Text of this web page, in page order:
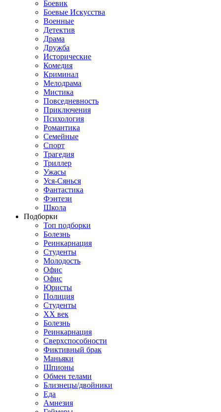
Боевик
Боевые Искусства
Военные
Детектив
Драма
Дружба
Исторические
Комедия
Криминал
Мелодрама
Мистика
Повседневность
Приключения
Психология
Романтика
Семейные
Спорт
Трагедия
Триллер
Ужасы
Уся-Сянься
Фантастика
Фэнтези
Школа
Подборки
Топ подборки
Болезнь
Реинкарнация
Студенты
Молодость
Офис
Офис
Юристы
Полиция
Студенты
ХХ век
Болезнь
Реинкарнация
Сверхспособности
Фиктивный брак
Маньяки
Шпионы
Обмен телами
Близнецы/двойники
Еда
Амнезия